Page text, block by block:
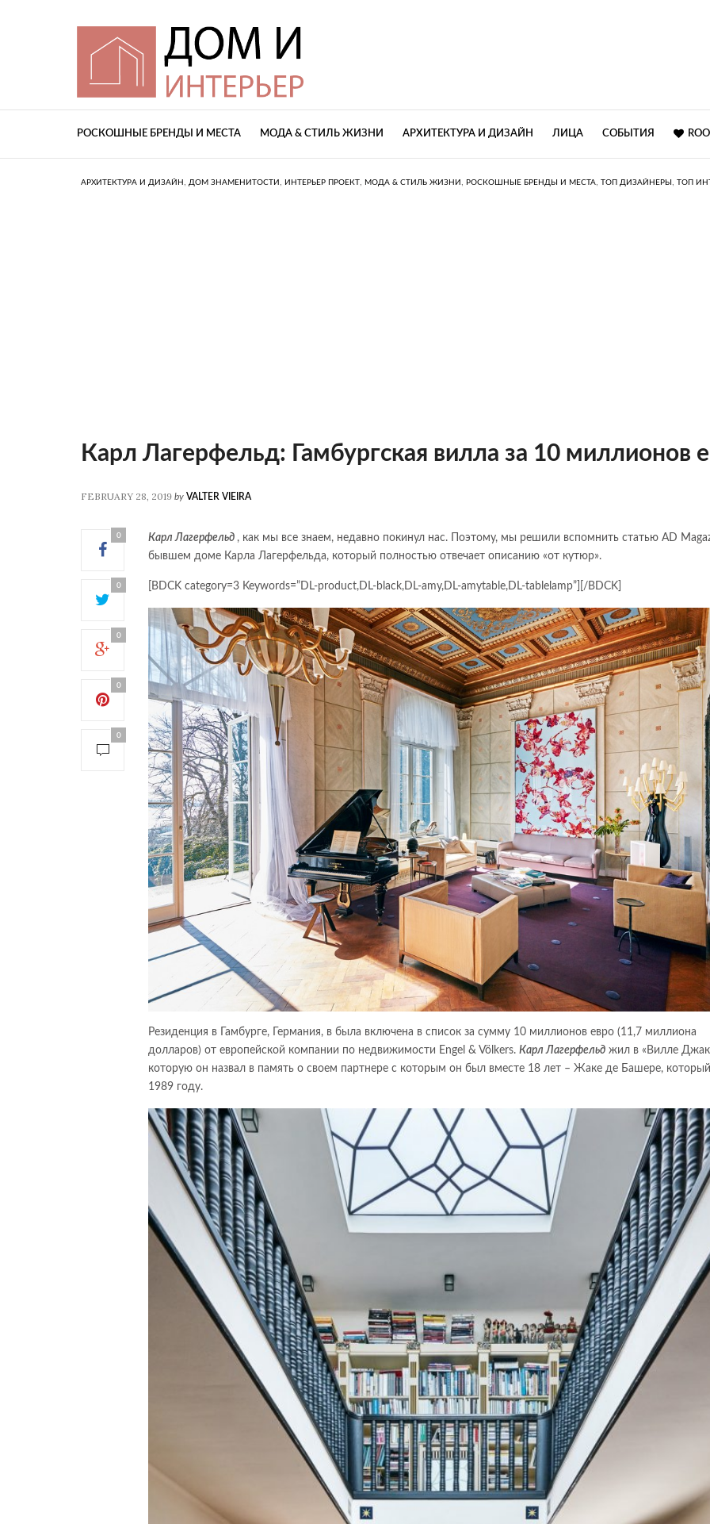
РОСКОШНЫЕ БРЕНДЫ И МЕСТА МОДА & СТИЛЬ ЖИЗНИ АРХИТЕКТУРА И ДИЗАЙН ЛИЦА СОБЫТИЯ
АРХИТЕКТУРА И ДИЗАЙН , ДОМ ЗНАМЕНИТОСТИ , ИНТЕРЬЕР ПРОЕКТ, МОДА & СТИЛЬ ЖИЗНИ , РОСКОШНЫЕ БРЕНДЫ И МЕСТА, ТОП ДИЗАЙНЕРЫ , ТОП
Карл Лагерфельд: Гамбургская вилла за 10 миллионов
FEBRUARY 28, 2019 by VALTER VIEIRA
0
0
0
0
0
Карл Лагерфельд , как мы все знаем, недавно покинул нас. Поэтому, мы решили вспомнить статью AD
бывшем доме Карла Лагерфельда, который полностью отвечает описанию «от кутюр».
[BDCK category=3 Keywords=”DL-product,DL-black,DL-amy,DL-amytable,DL-tablelamp”][/BDCK]
Резиденция в Гамбурге, Германия, в была включена в список за сумму 10 миллионов евро (11,7 миллиона
долларов) от европейской компании по недвижимости Engel & Völkers. Карл Лагерфельд жил в «Вилле
которую он назвал в память о своем партнере с которым он был вместе 18 лет – Жаке де Башере,
1989 году.